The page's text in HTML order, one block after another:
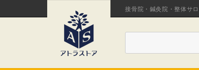
接骨院・鍼灸院・整体サ